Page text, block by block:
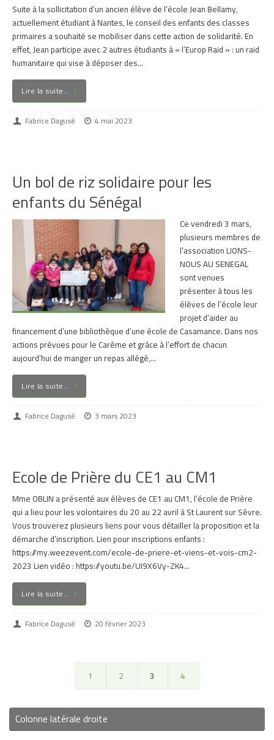
Suite à la sollicitation d’un ancien élève de l’école Jean Bellamy,
actuellement étudiant à Nantes, le conseil des enfants des classes
primaires a souhaité se mobiliser dans cette action de solidarité. En
effet, Jean participe avec 2 autres étudiants à « l’Europ Raid » : un raid
humanitaire qui vise à déposer des…
Lire la suite…
Fabrice Dagusé 4 mai 2023
Un bol de riz solidaire pour les
enfants du Sénégal
Ce vendredi 3 mars,
plusieurs membres de
l’association LIONS-
NOUS AU SENEGAL
sont venues
présenter à tous les
élèves de l’école leur
projet d’aider au
financement d’une bibliothèque d’une école de Casamance. Dans nos
actions prévues pour le Carême et grâce à l’effort de chacun
aujourd’hui de manger un repas allégé,…
Lire la suite…
Fabrice Dagusé 3 mars 2023
Ecole de Prière du CE1 au CM1
Mme OBLIN a présenté aux élèves de CE1 au CM1, l’école de Prière
qui a lieu pour les volontaires du 20 au 22 avril à St Laurent sur Sèvre.
Vous trouverez plusieurs liens pour vous détailler la proposition et la
démarche d’inscription. Lien pour inscriptions enfants :
https://my.weezevent.com/ecole-de-priere-et-viens-et-vois-cm2-
2023 Lien vidéo : https://youtu.be/UI9X6Vy-ZK4…
Lire la suite…
Fabrice Dagusé 20 février 2023
1 2 3 4
Colonne latérale droite